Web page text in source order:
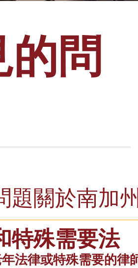
的問
題關於南加
特殊需要法
法律或特殊需要的律